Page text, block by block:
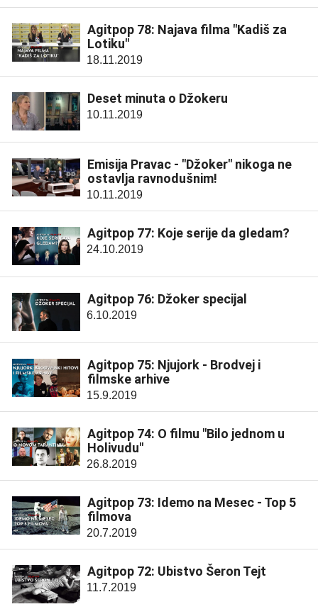
Agitpop 78: Najava filma "Kadiš za
Lotiku"
18.11.2019
Deset minuta o Džokeru
10.11.2019
Emisija Pravac - "Džoker" nikoga ne
ostavlja ravnodušnim!
10.11.2019
Agitpop 77: Koje serije da gledam?
24.10.2019
Agitpop 76: Džoker specijal
6.10.2019
Agitpop 75: Njujork - Brodvej i
filmske arhive
15.9.2019
Agitpop 74: O filmu "Bilo jednom u
Holivudu"
26.8.2019
Agitpop 73: Idemo na Mesec - Top 5
filmova
20.7.2019
Agitpop 72: Ubistvo Šeron Tejt
11.7.2019